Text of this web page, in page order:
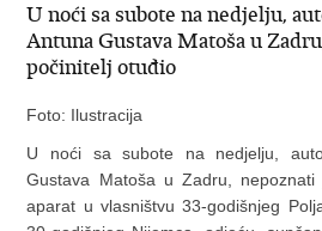
U noći sa subote na nedjelju,
Antuna Gustava Matoša u
počinitelj otuđio
Foto: Ilustracija
U noći sa subote na nedjelju,
Gustava Matoša u Zadru,
aparat u vlasništvu 33-godišnjeg